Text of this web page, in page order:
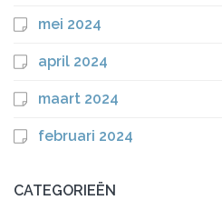
mei 2024
april 2024
maart 2024
februari 2024
CATEGORIEËN